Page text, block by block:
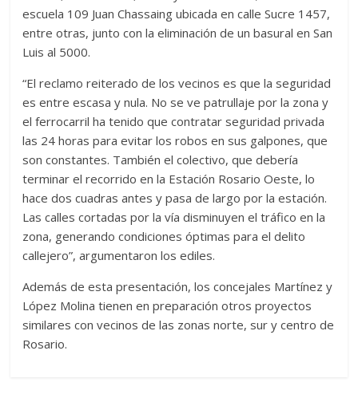
escuela 109 Juan Chassaing ubicada en calle Sucre 1457,
entre otras, junto con la eliminación de un basural en San
Luis al 5000.
“El reclamo reiterado de los vecinos es que la seguridad
es entre escasa y nula. No se ve patrullaje por la zona y
el ferrocarril ha tenido que contratar seguridad privada
las 24 horas para evitar los robos en sus galpones, que
son constantes. También el colectivo, que debería
terminar el recorrido en la Estación Rosario Oeste, lo
hace dos cuadras antes y pasa de largo por la estación.
Las calles cortadas por la vía disminuyen el tráfico en la
zona, generando condiciones óptimas para el delito
callejero”, argumentaron los ediles.
Además de esta presentación, los concejales Martínez y
López Molina tienen en preparación otros proyectos
similares con vecinos de las zonas norte, sur y centro de
Rosario.